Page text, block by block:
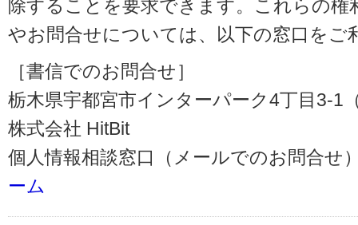
除することを要求できます。これらの権
やお問合せについては、以下の窓口をご
［書信でのお問合せ］
栃木県宇都宮市インターパーク4丁目3-1
株式会社 HitBit
個人情報相談窓口（メールでのお問合せ
ーム